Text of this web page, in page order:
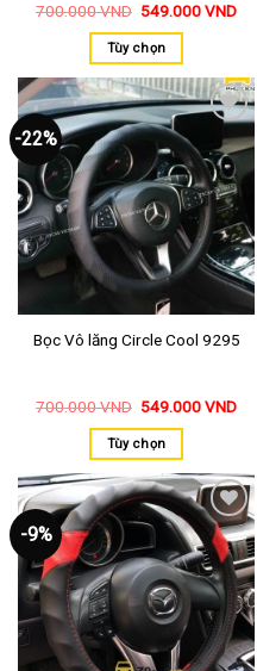
700.000VND 549.000VND
Tùy chọn
-22%
Thêm
vào
yêu
thích
Bọc Vô lăng Circle Cool 9295
700.000VND 549.000VND
Tùy chọn
-9%
Thêm
vào
yêu
thích